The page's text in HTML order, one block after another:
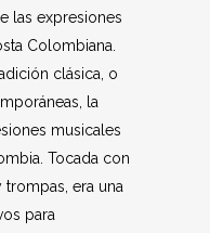
las expresiones
Colombiana.
clásica, o
la
musicales
Tocada con
trompas, era una
para